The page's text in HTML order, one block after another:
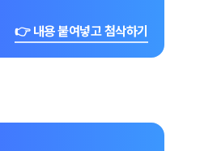
👉 내용 붙여넣고 첨삭하기